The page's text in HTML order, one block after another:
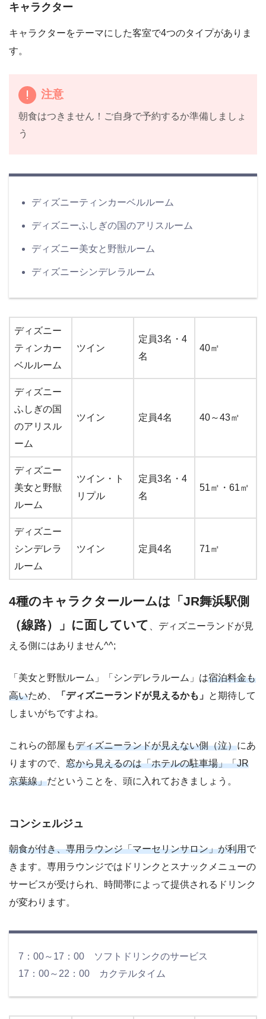
キャラクター
キャラクターをテーマにした客室で4つのタイプがありま
す。
注意
朝食はつきません！ご自身で予約するか準備しましょ
う
ディズニーティンカーベルルーム
ディズニーふしぎの国のアリスルーム
ディズニー美女と野獣ルーム
ディズニーシンデレラルーム
ディズニー
ティンカー
ベルルーム
ツイン
定員3名・4
名
40㎡
ディズニー
ふしぎの国
のアリスル
ーム
ツイン 定員4名 40～43㎡
ディズニー
美女と野獣
ルーム
ツイン・ト
リプル
定員3名・4
名
51㎡・61㎡
ディズニー
シンデレラ
ルーム
ツイン 定員4名 71㎡
4種のキャラクタールームは「JR舞浜駅側
（線路）」に面していて
、ディズニーランドが見
える側にはありません^^;
「美女と野獣ルーム」「シンデレラルーム」は宿泊料金も
高いため、 「ディズニーランドが見えるかも」 と期待して
しまいがちですよね。
これらの部屋もディズニーランドが見えない側（泣）にあ
りますので、 窓から見えるのは「ホテルの駐車場」「JR
京葉線」だということを、頭に入れておきましょう。
コンシェルジュ
朝食が付き、専用ラウンジ「マーセリンサロン」が利用で
きます。専用ラウンジではドリンクとスナックメニューの
サービスが受けられ、時間帯によって提供されるドリンク
が変わります。
7：00～17：00 ソフトドリンクのサービス
17：00～22：00 カクテルタイム